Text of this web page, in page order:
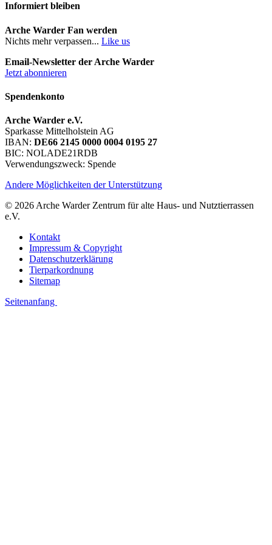
Informiert bleiben
Arche Warder Fan werden
Nichts mehr verpassen... Like us
Email-Newsletter der Arche Warder
Jetzt abonnieren
Spendenkonto
Arche Warder e.V.
Sparkasse Mittelholstein AG
IBAN: DE66 2145 0000 0004 0195 27
BIC: NOLADE21RDB
Verwendungszweck: Spende
Andere Möglichkeiten der Unterstützung
© 2026 Arche Warder Zentrum für alte Haus- und Nutztierrassen
e.V.
Kontakt
Impressum & Copyright
Datenschutzerklärung
Tierparkordnung
Sitemap
Seitenanfang